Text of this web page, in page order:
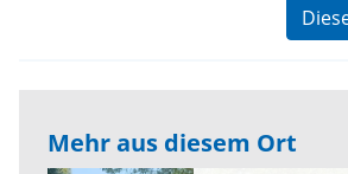
Mehr aus diesem Ort